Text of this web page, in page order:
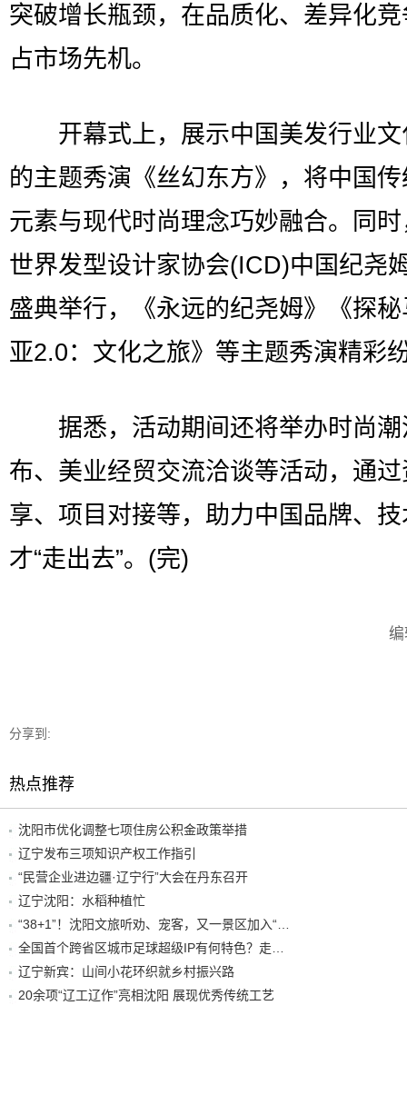
突破增长瓶颈，在品质化、差异化
占市场先机。
开幕式上，展示中国美发行业文
的主题秀演《丝幻东方》，将中国
元素与现代时尚理念巧妙融合。同
世界发型设计家协会(ICD)中国纪尧
盛典举行，《永远的纪尧姆》《探
亚2.0：文化之旅》等主题秀演精彩
据悉，活动期间还将举办时尚潮
布、美业经贸交流洽谈等活动，通
享、项目对接等，助力中国品牌、
才“走出去”。(完)
分享到:
热点推荐
沈阳市优化调整七项住房公积金政策举措
辽宁发布三项知识产权工作指引
“民营企业进边疆·辽宁行”大会在丹东召开
辽宁沈阳：水稻种植忙
辽宁新宾：山间小花环织就乡村振兴路
20余项“辽工辽作”亮相沈阳 展现优秀传统工艺